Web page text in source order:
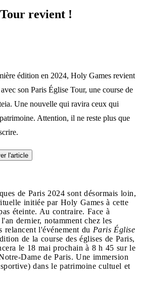
revient !
édition en 2024, Holy Games revient
son Paris Église Tour, une course de
Une nouvelle qui ravira ceux qui
Attention, il ne reste plus que
l'article
de Paris 2024 sont désormais loin,
initiée par Holy Games à cette
éteinte. Au contraire. Face à
dernier, notamment chez les
relancent l'événement du Paris Église
de la course des églises de Paris,
le 18 mai prochain à 8 h 45 sur le
Dame de Paris. Une immersion
dans le patrimoine cultuel et